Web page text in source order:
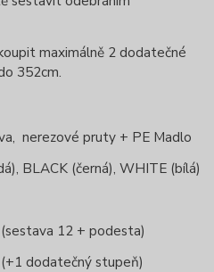
maximálně 2 dodatečné
352cm.
nerezové pruty + PE Madlo
BLACK (černá), WHITE (bílá)
12 + podesta)
dodatečný stupeň)